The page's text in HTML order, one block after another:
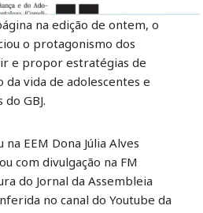
na edição de ontem, o
o protagonismo dos
e propor estratégias de
vida de adolescentes e
GBJ.
EEM Dona Júlia Alves
com divulgação na FM
do Jornal da Assembleia
no canal do Youtube da